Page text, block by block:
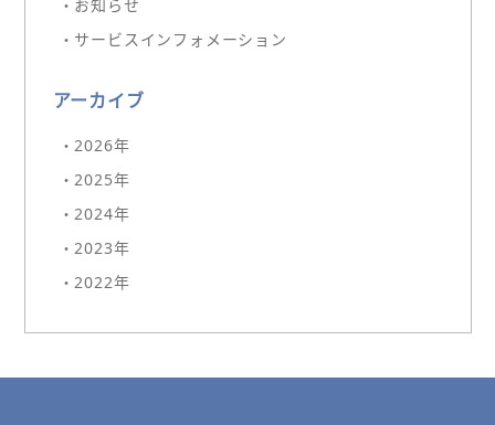
・お知らせ
・サービスインフォメーション
アーカイブ
・2026年
・2025年
・2024年
・2023年
・2022年